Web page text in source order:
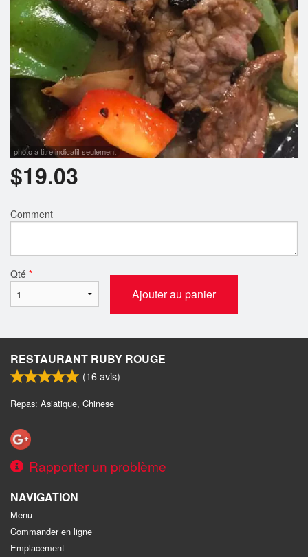
photo à titre indicatif seulement
$19.03
Comment
Qté *
Ajouter au panier
RESTAURANT RUBY ROUGE
(16avis)
Repas: Asiatique, Chinese
Rapporter un problème
NAVIGATION
Menu
Commander en ligne
Emplacement